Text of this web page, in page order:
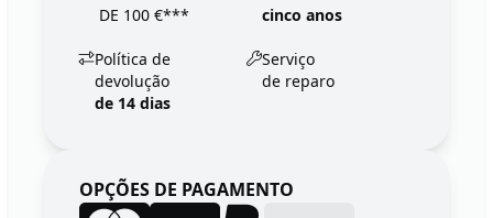
DE 100 €***
cinco anos
Política de
devolução
de 14 dias
Serviço
de reparo
OPÇÕES DE PAGAMENTO